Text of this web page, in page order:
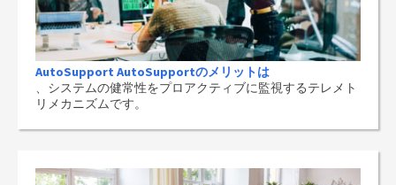
AutoSupport AutoSupportのメリットは
、システムの健常性をプロアクティブに監視するテレメト
リメカニズムです。